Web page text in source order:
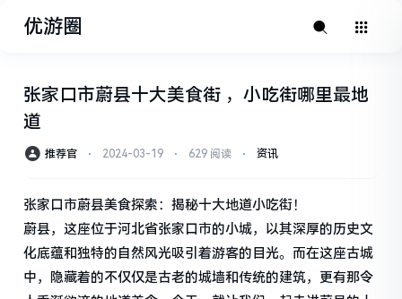
优游圈
张家口市蔚县十大美食街 ，小吃街哪里最地
道
推荐官 ⋅ 2024-03-19 ⋅ 629 阅读 ⋅ 资讯
张家口市蔚县美食探索：揭秘十大地道小吃街！
蔚县，这座位于河北省张家口市的小城，以其深厚的历史文
化底蕴和独特的自然风光吸引着游客的目光。而在这座古城
中，隐藏着的不仅仅是古老的城墙和传统的建筑，更有那令